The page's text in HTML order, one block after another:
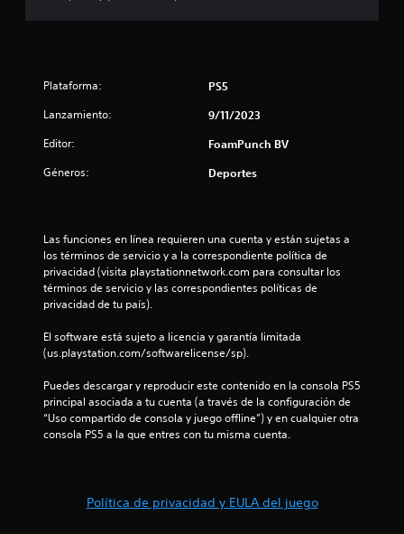
Plataforma: PS5
Lanzamiento: 9/11/2023
Editor: FoamPunch BV
Géneros: Deportes
Las funciones en línea requieren una cuenta y están sujetas a
los términos de servicio y a la correspondiente política de
privacidad (visita playstationnetwork.com para consultar los
términos de servicio y las correspondientes políticas de
privacidad de tu país).
El software está sujeto a licencia y garantía limitada
(us.playstation.com/softwarelicense/sp).
Puedes descargar y reproducir este contenido en la consola PS5
principal asociada a tu cuenta (a través de la configuración de
“Uso compartido de consola y juego offline”) y en cualquier otra
consola PS5 a la que entres con tu misma cuenta.
Política de privacidad y EULA del juego